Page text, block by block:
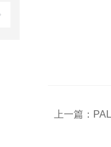
上一篇：